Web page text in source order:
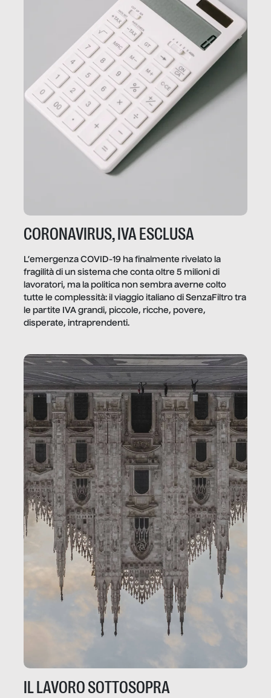
CORONAVIRUS, IVA ESCLUSA
L’emergenza COVID-19 ha finalmente rivelato la
fragilità di un sistema che conta oltre 5 milioni di
lavoratori, ma la politica non sembra averne colto
tutte le complessità: il viaggio italiano di SenzaFiltro tra
le partite IVA grandi, piccole, ricche, povere,
disperate, intraprendenti.
IL LAVORO SOTTOSOPRA